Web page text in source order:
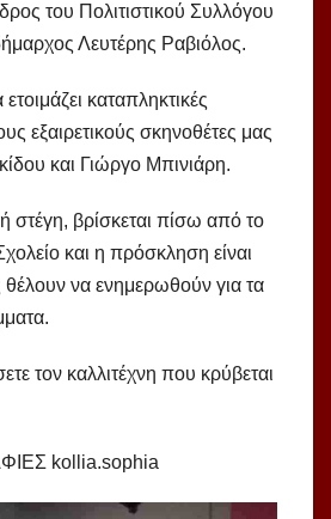
του Πολιτιστικού Συλλόγου
Λευτέρης Ραβιόλος.
καταπληκτικές
εξαιρετικούς σκηνοθέτες μας
και Γιώργο Μπινιάρη.
στέγη, βρίσκεται πίσω από το
και η πρόσκληση είναι
θέλουν να ενημερωθούν για τα
τον καλλιτέχνη που κρύβεται
kollia.sophia